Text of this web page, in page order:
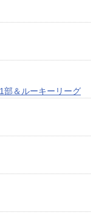
部＆ルーキーリーグ